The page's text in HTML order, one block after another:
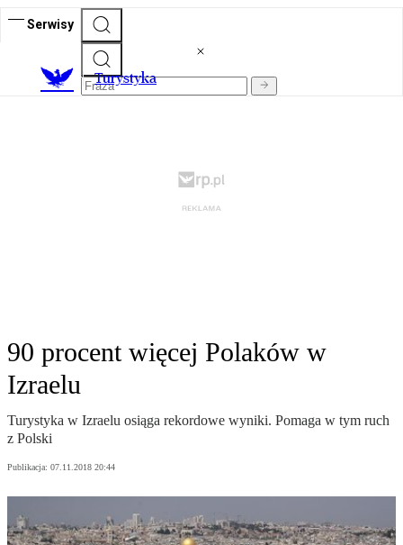
Serwisy
Turystyka
90 procent więcej Polaków w
Izraelu
Turystyka w Izraelu osiąga rekordowe wyniki. Pomaga w tym ruch
z Polski
Publikacja: 07.11.2018 20:44